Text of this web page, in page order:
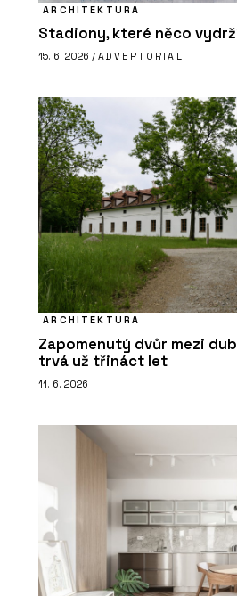
ARCHITEKTURA
Stadiony, které něco
15. 6. 2026 / ADVERTORIAL
ARCHITEKTURA
Zapomenutý dvůr mezi
trvá už třináct let
11. 6. 2026